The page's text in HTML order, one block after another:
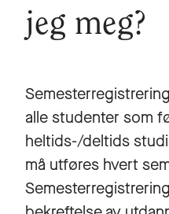
jeg meg?
alle studenter som
heltids-/deltids
må utføres hvert